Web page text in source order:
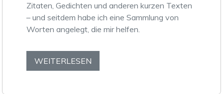
Zitaten, Gedichten und anderen kurzen Texten
– und seitdem habe ich eine Sammlung von
Worten angelegt, die mir helfen.
WEITERLESEN